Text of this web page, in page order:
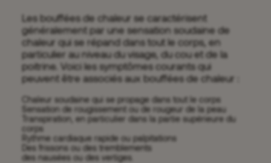
Les bouffées de chaleur se caractérisent
généralement par une sensation soudaine de
chaleur qui se répand dans tout le corps, en
particulier au niveau du visage, du cou et de la
poitrine. Voici les symptômes courants qui
peuvent être associés aux bouffées de chaleur :
Chaleur soudaine qui se propage dans tout le corps
Sensation de rougissement ou de rougeur de la peau
Transpiration, en particulier dans la partie supérieure du
corps
Rythme cardiaque rapide ou palpitations
Des frissons ou des tremblements
des nausées ou des vertiges.